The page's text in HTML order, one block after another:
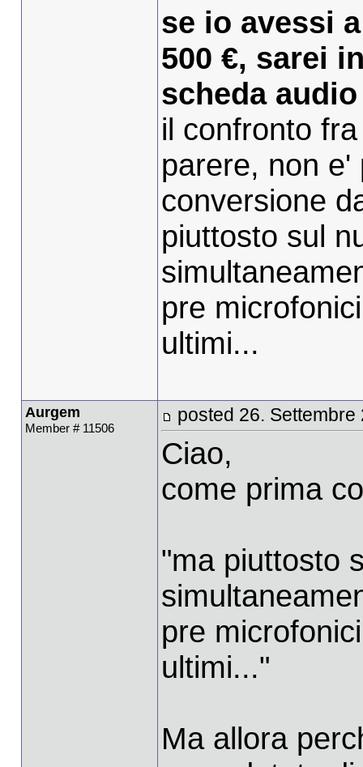
se io avessi
500 €, sarei
scheda
il confronto
parere, non e'
conversione
piuttosto sul
pre
ultimi...
Aurgem
Member # 11506
posted 26. Settembre
Ciao,
come prima
"ma piuttosto
pre
ultimi..."
Ma allora